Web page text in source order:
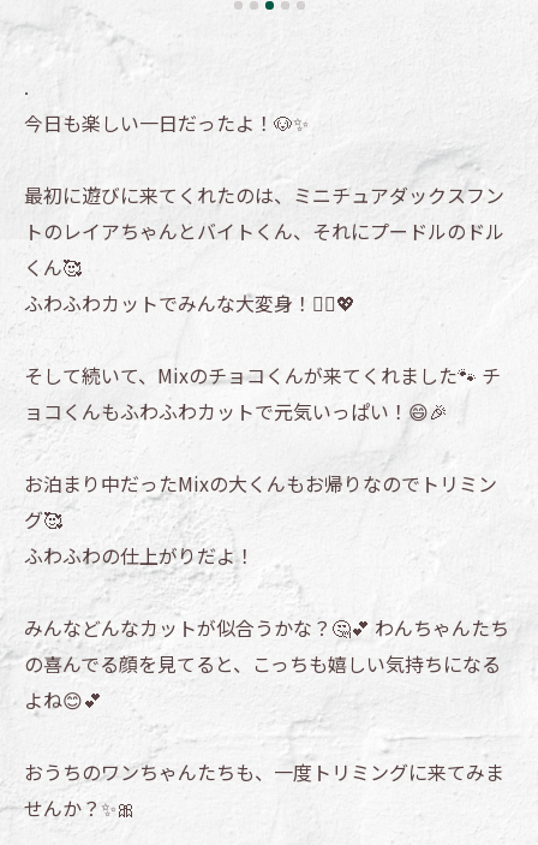
.
今日も楽しい一日だったよ！🐶✨
最初に遊びに来てくれたのは、ミニチュアダックスフン
トのレイアちゃんとバイトくん、それにプードルのドル
くん🥰
ふわふわカットでみんな大変身！💇‍♂️💖
そして続いて、Mixのチョコくんが来てくれました🐾 チ
ョコくんもふわふわカットで元気いっぱい！😄🎉
お泊まり中だったMixの大くんもお帰りなのでトリミン
グ🥰
ふわふわの仕上がりだよ！
みんなどんなカットが似合うかな？🤔💕 わんちゃんたち
の喜んでる顔を見てると、こっちも嬉しい気持ちになる
よね😊💕
おうちのワンちゃんたちも、一度トリミングに来てみま
せんか？✨🎀